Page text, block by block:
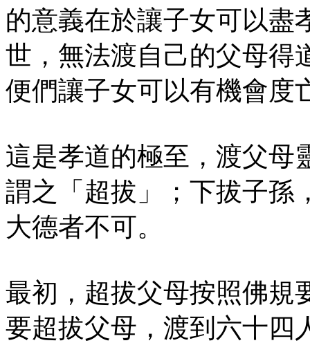
的意義在於讓子女可以盡
世，無法渡自己的父母得
便們讓子女可以有機會度
這是孝道的極至，渡父母
謂之「超拔」；下拔子孫
大德者不可。
最初，超拔父母按照佛規
要超拔父母，渡到六十四